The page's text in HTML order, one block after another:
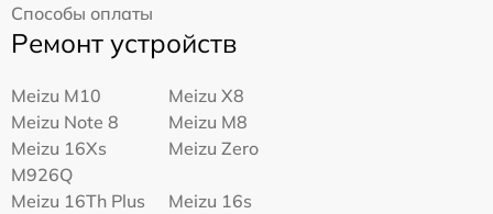
Способы оплаты
Ремонт устройств
Meizu M10
Meizu X8
Meizu Note 8
Meizu M8
Meizu 16Xs
M926Q
Meizu Zero
Meizu 16Th Plus
Meizu 16s